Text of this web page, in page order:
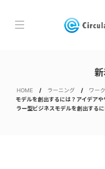
HOME ラーニング ワー
モデルを創出するには？アイデア
ラー型ビジネスモデルを創出する